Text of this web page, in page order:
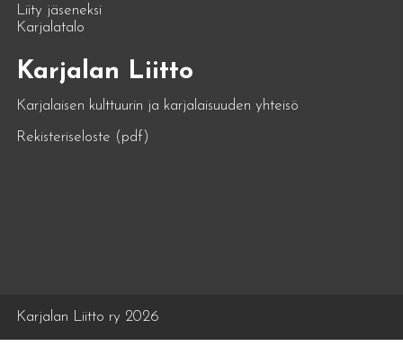
Liity jäseneksi
Karjalatalo
Karjalan Liitto
Karjalaisen kulttuurin ja karjalaisuuden yhteisö
Rekisteriseloste (pdf)
Karjalan Liitto ry 2026